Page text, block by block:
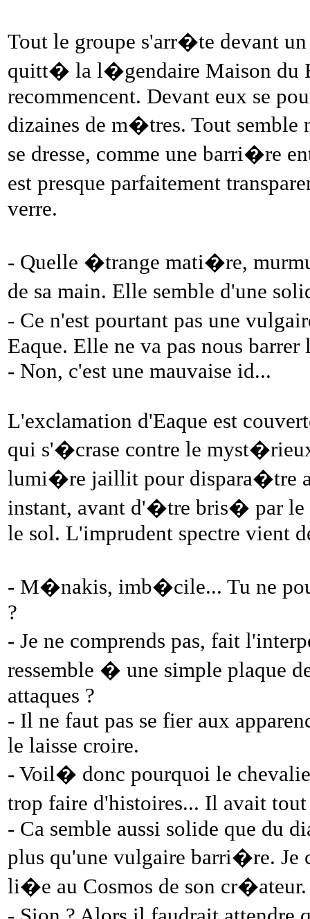
Tout le groupe s'arr�te devant
quitt� la l�gendaire Maison
recommencent. Devant eux se
dizaines de m�tres. Tout
se dresse, comme une barri�re
est presque parfaitement
verre.
- Quelle �trange mati�re,
de sa main. Elle semble d'une
- Ce n'est pourtant pas une
Eaque. Elle ne va pas nous
- Non, c'est une mauvaise id...
L'exclamation d'Eaque est
qui s'�crase contre le
lumi�re jaillit pour dispara�tre
instant, avant d'�tre bris� par
le sol. L'imprudent spectre vient
- M�nakis, imb�cile... Tu ne
?
- Je ne comprends pas, fait
ressemble � une simple plaque
attaques ?
- Il ne faut pas se fier aux
le laisse croire.
- Voil� donc pourquoi le
trop faire d'histoires... Il avait
- Ca semble aussi solide que du
plus qu'une vulgaire barri�re. Je
li�e au Cosmos de son cr�ateur.